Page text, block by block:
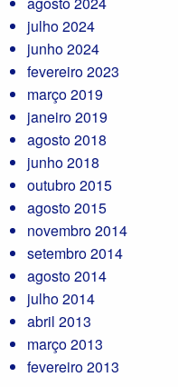
julho 2024
junho 2024
fevereiro 2023
março 2019
janeiro 2019
agosto 2018
junho 2018
outubro 2015
agosto 2015
novembro 2014
setembro 2014
agosto 2014
julho 2014
abril 2013
março 2013
fevereiro 2013